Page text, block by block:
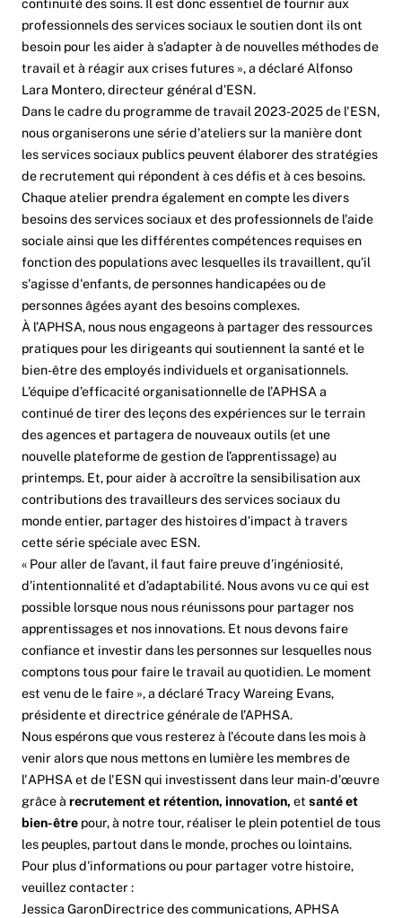
continuité des soins. Il est donc essentiel de fournir aux
professionnels des services sociaux le soutien dont ils ont
besoin pour les aider à s’adapter à de nouvelles méthodes de
travail et à réagir aux crises futures », a déclaré Alfonso
Lara Montero, directeur général d’ESN.
Dans le cadre du programme de travail 2023-2025 de l'ESN,
nous organiserons une série d'ateliers sur la manière dont
les services sociaux publics peuvent élaborer des stratégies
de recrutement qui répondent à ces défis et à ces besoins.
Chaque atelier prendra également en compte les divers
besoins des services sociaux et des professionnels de l'aide
sociale ainsi que les différentes compétences requises en
fonction des populations avec lesquelles ils travaillent, qu'il
s'agisse d'enfants, de personnes handicapées ou de
personnes âgées ayant des besoins complexes.
À l’APHSA, nous nous engageons à partager des ressources
pratiques pour les dirigeants qui soutiennent la santé et le
bien-être des employés individuels et organisationnels.
L’équipe d’efficacité organisationnelle de l’APHSA a
continué de tirer des leçons des expériences sur le terrain
des agences et partagera de nouveaux outils (et une
nouvelle plateforme de gestion de l’apprentissage) au
printemps. Et, pour aider à accroître la sensibilisation aux
contributions des travailleurs des services sociaux du
monde entier, partager des histoires d’impact à travers
cette série spéciale avec ESN.
« Pour aller de l’avant, il faut faire preuve d’ingéniosité,
d’intentionnalité et d’adaptabilité. Nous avons vu ce qui est
possible lorsque nous nous réunissons pour partager nos
apprentissages et nos innovations. Et nous devons faire
confiance et investir dans les personnes sur lesquelles nous
comptons tous pour faire le travail au quotidien. Le moment
est venu de le faire », a déclaré Tracy Wareing Evans,
présidente et directrice générale de l’APHSA.
Nous espérons que vous resterez à l'écoute dans les mois à
venir alors que nous mettons en lumière les membres de
l'APHSA et de l'ESN qui investissent dans leur main-d'œuvre
grâce à recrutement et rétention, innovation, et santé et
bien-être pour, à notre tour, réaliser le plein potentiel de tous
les peuples, partout dans le monde, proches ou lointains.
Pour plus d'informations ou pour partager votre histoire,
veuillez contacter :
Jessica GaronDirectrice des communications, APHSA